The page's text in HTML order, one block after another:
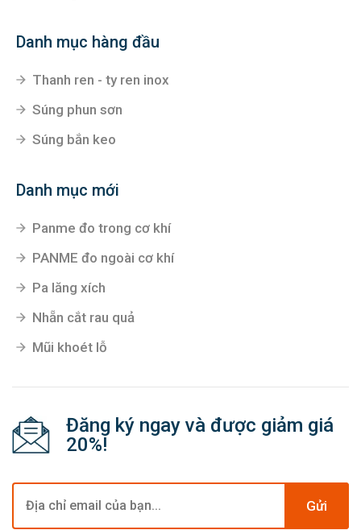
Danh mục hàng đầu
Thanh ren - ty ren inox
Súng phun sơn
Súng bắn keo
Danh mục mới
Panme đo trong cơ khí
PANME đo ngoài cơ khí
Pa lăng xích
Nhẵn cắt rau quả
Mũi khoét lỗ
Đăng ký ngay và được giảm giá
20%!
Gửi